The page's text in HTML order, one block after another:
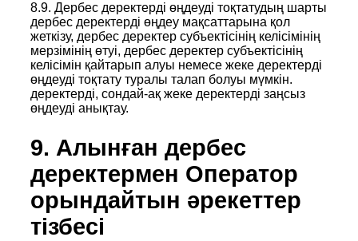
8.9. Дербес деректерді өңдеуді тоқтатудың шарты
дербес деректерді өңдеу мақсаттарына қол
жеткізу, дербес деректер субъектісінің келісімінің
мерзімінің өтуі, дербес деректер субъектісінің
келісімін қайтарып алуы немесе жеке деректерді
өңдеуді тоқтату туралы талап болуы мүмкін.
деректерді, сондай-ақ жеке деректерді заңсыз
өңдеуді анықтау.
9. Алынған дербес
деректермен Оператор
орындайтын әрекеттер
тізбесі